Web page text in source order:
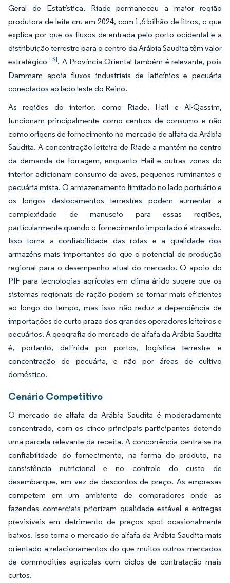
Geral de Estatística, Riade permaneceu a maior região
produtora de leite cru em 2024, com 1,6 bilhão de litros, o que
explica por que os fluxos de entrada pelo porto ocidental e a
distribuição terrestre para o centro da Arábia Saudita têm valor
estratégico[3]. A Província Oriental também é relevante, pois
Dammam apoia fluxos industriais de laticínios e pecuária
conectados ao lado leste do Reino.
As regiões do interior, como Riade, Hail e Al-Qassim,
funcionam principalmente como centros de consumo e não
como origens de fornecimento no mercado de alfafa da Arábia
Saudita. A concentração leiteira de Riade a mantém no centro
da demanda de forragem, enquanto Hail e outras zonas do
interior adicionam consumo de aves, pequenos ruminantes e
pecuária mista. O armazenamento limitado no lado portuário e
os longos deslocamentos terrestres podem aumentar a
complexidade de manuseio para essas regiões,
particularmente quando o fornecimento importado é atrasado.
Isso torna a confiabilidade das rotas e a qualidade dos
armazéns mais importantes do que o potencial de produção
regional para o desempenho atual do mercado. O apoio do
PIF para tecnologias agrícolas em clima árido sugere que os
sistemas regionais de ração podem se tornar mais eficientes
ao longo do tempo, mas isso não reduz a dependência de
importações de curto prazo dos grandes operadores leiteiros e
pecuários. A geografia do mercado de alfafa da Arábia Saudita
é, portanto, definida por portos, logística terrestre e
concentração de pecuária, e não por áreas de cultivo
doméstico.
Cenário Competitivo
O mercado de alfafa da Arábia Saudita é moderadamente
concentrado, com os cinco principais participantes detendo
uma parcela relevante da receita. A concorrência centra-se na
confiabilidade do fornecimento, na forma do produto, na
consistência nutricional e no controle do custo de
desembarque, em vez de descontos de preço. As empresas
competem em um ambiente de compradores onde as
fazendas comerciais priorizam qualidade estável e entregas
previsíveis em detrimento de preços spot ocasionalmente
baixos. Isso torna o mercado de alfafa da Arábia Saudita mais
orientado a relacionamentos do que muitos outros mercados
de commodities agrícolas com ciclos de contratação mais
curtos.